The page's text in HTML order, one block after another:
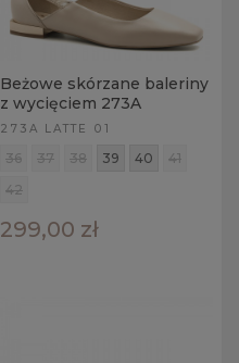
Beżowe skórzane baleriny
z wycięciem 273A
273A LATTE 01
36 37 38 39 40
41
42
299,00 zł